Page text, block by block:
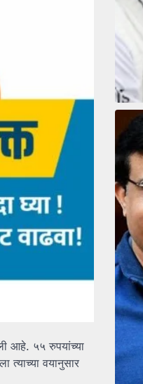
आहे. ५५ रुपयांच्या
त्याच्या वयानुसार